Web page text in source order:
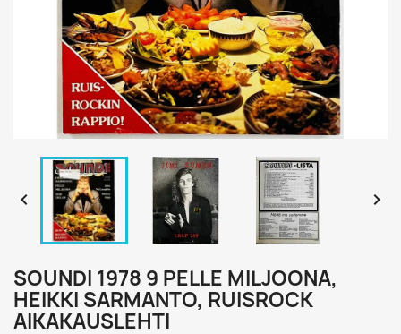
 
SOUNDI 1978 9 PELLE MILJOONA,
HEIKKI SARMANTO, RUISROCK
AIKAKAUSLEHTI